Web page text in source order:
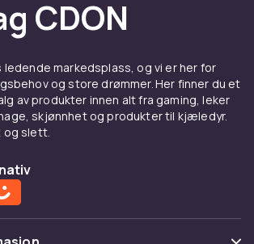
CDON
ledende markedsplass, og vi er her for
og store drømmer. Her finner du et
av produkter innen alt fra gaming, leker
skjønnhet og produkter til kjæledyr.
slett.